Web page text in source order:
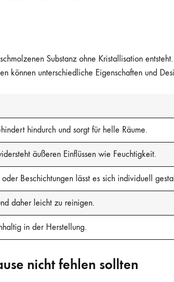
Substanz ohne Kristallisation
können unterschiedliche Eigenschaften und
hindurch und sorgt für helle Räume.
äußeren Einflüssen wie Feuchtigkeit.
Beschichtungen lässt es sich individuell
daher leicht zu reinigen.
in der Herstellung.
nicht fehlen sollten